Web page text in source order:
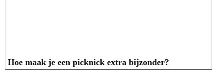
Hoe maak je een picknick extra bijzonder?